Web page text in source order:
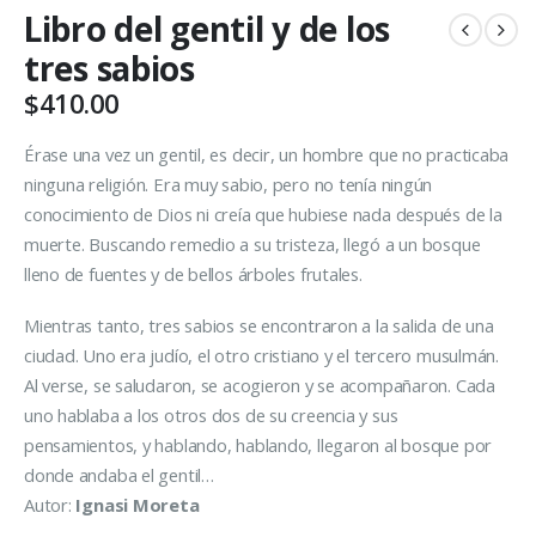
Libro del gentil y de los
tres sabios
$410.00
Érase una vez un gentil, es decir, un hombre que no practicaba
ninguna religión. Era muy sabio, pero no tenía ningún
conocimiento de Dios ni creía que hubiese nada después de la
muerte. Buscando remedio a su tristeza, llegó a un bosque
lleno de fuentes y de bellos árboles frutales.
Mientras tanto, tres sabios se encontraron a la salida de una
ciudad. Uno era judío, el otro cristiano y el tercero musulmán.
Al verse, se saludaron, se acogieron y se acompañaron. Cada
uno hablaba a los otros dos de su creencia y sus
pensamientos, y hablando, hablando, llegaron al bosque por
donde andaba el gentil…
Autor: Ignasi Moreta